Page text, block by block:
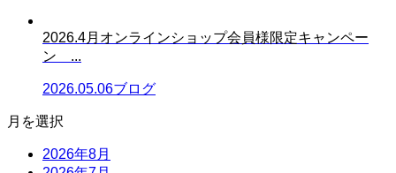
2026.4月オンラインショップ会員様限定キャンペー
ン ...
2026.05.06ブログ
月を選択
2026年8月